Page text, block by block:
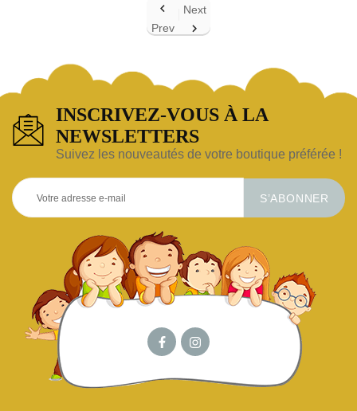

Prev
Next

INSCRIVEZ-VOUS À LA
NEWSLETTERS
Suivez les nouveautés de votre boutique préférée !
S’ABONNER